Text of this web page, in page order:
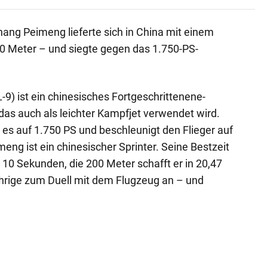
Peimeng lieferte sich in China mit einem
Meter – und siegte gegen das 1.750-PS-
9) ist ein chinesisches Fortgeschrittenene-
auch als leichter Kampfjet verwendet wird.
auf 1.750 PS und beschleunigt den Flieger auf
ist ein chinesischer Sprinter. Seine Bestzeit
Sekunden, die 200 Meter schafft er in 20,47
zum Duell mit dem Flugzeug an – und